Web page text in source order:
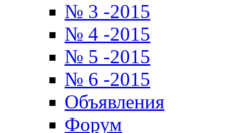
№ 3 -2015
№ 4 -2015
№ 5 -2015
№ 6 -2015
Объявления
Форум